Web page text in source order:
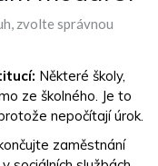
zvolte správnou
Některé školy,
ze školného. Je to
nepočítají úrok.
zaměstnání